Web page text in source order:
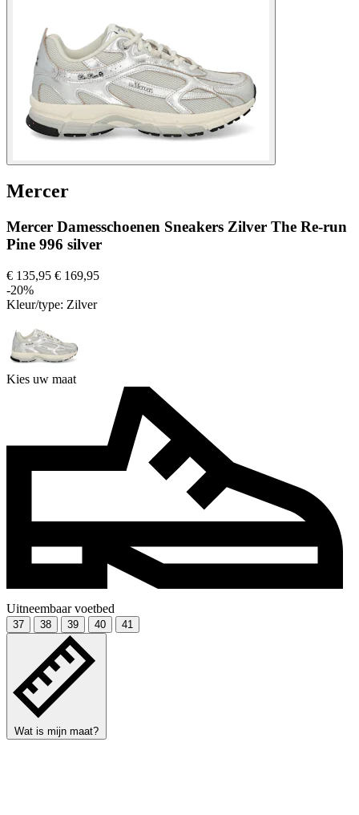
Mercer
Mercer Damesschoenen Sneakers Zilver The Re-run
Pine 996 silver
€ 135,95 € 169,95
-20%
Kleur/type: Zilver
Kies uw maat
Uitneembaar voetbed
37 38 39 40 41
Wat is mijn maat?